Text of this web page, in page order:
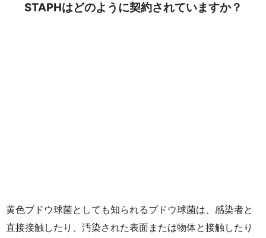
STAPHはどのように契約されていますか？
黄色ブドウ球菌としても知られるブドウ球菌は、感染者と
直接接触したり、汚染された表面または物体と接触したり